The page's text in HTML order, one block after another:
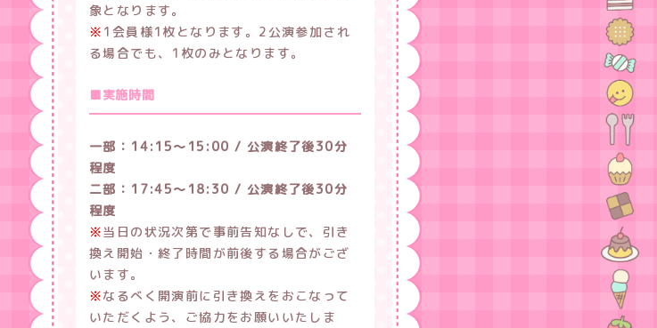
象となります。
※ 1会員様1枚となります。2公演参加され
る場合でも、1枚のみとなります。
■実施時間
一部：14:15～15:00 / 公演終了後30分
程度
二部：17:45～18:30 / 公演終了後30分
程度
※当日の状況次第で事前告知なしで、引き
換え開始・終了時間が前後する場合がござ
います。
※なるべく開演前に引き換えをおこなって
いただくよう、ご協力をお願いいたしま